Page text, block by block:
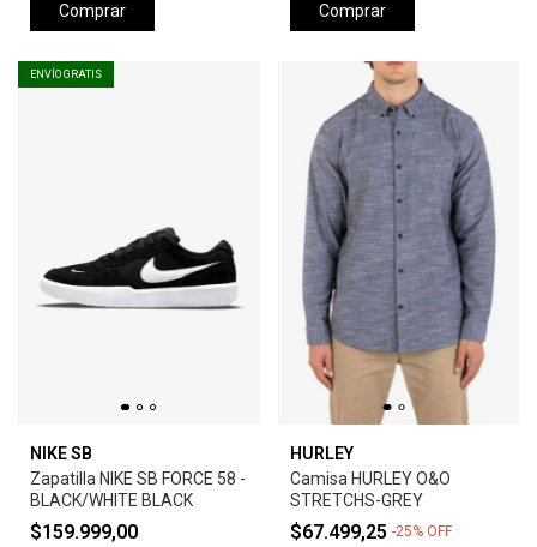
Comprar Comprar
ENVÍO GRATIS
NIKE SB
Zapatilla NIKE SB FORCE 58 -
BLACK/WHITE BLACK
$159.999,00
HURLEY
Camisa HURLEY O&O
STRETCHS-GREY
$67.499,25 -25% OFF